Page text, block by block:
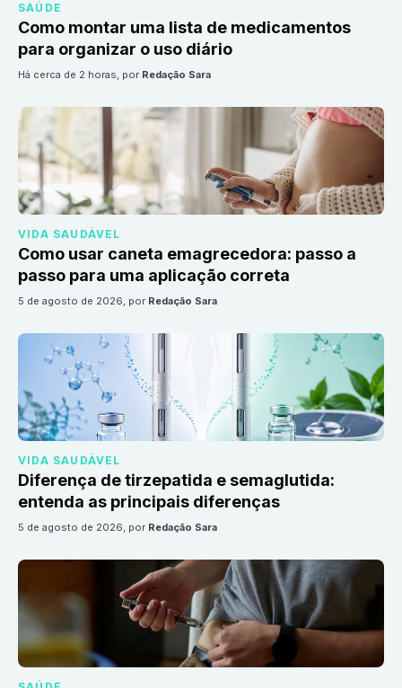
SAÚDE
Como montar uma lista de medicamentos
para organizar o uso diário
há cerca de 2 horas, por Redação Sara
VIDA SAUDÁVEL
Como usar caneta emagrecedora: passo a
passo para uma aplicação correta
5 de agosto de 2026, por Redação Sara
VIDA SAUDÁVEL
Diferença de tirzepatida e semaglutida:
entenda as principais diferenças
5 de agosto de 2026, por Redação Sara